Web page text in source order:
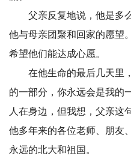
父亲反复地说，他是多
他与母亲团聚和回家的愿望
希望他们能达成心愿。
在他生命的最后几天里
的一部分，你永远会是我的
人在身边，但我想，父亲这
他多年来的各位老师、朋友
永远的北大和祖国。